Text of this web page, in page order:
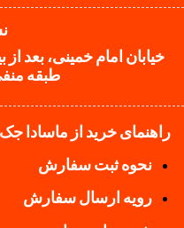
خیابان امام خمینی، بعد
طبقه
راهنمای خرید از ماسادا جک
نحوه ثبت سفارش
رویه ارسال سفارش